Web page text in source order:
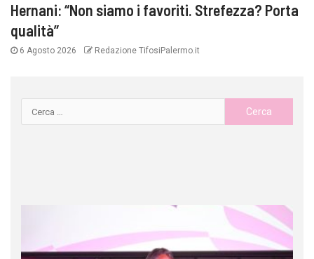
Hernani: “Non siamo i favoriti. Strefezza? Porta
qualità”
6 Agosto 2026 Redazione TifosiPalermo.it